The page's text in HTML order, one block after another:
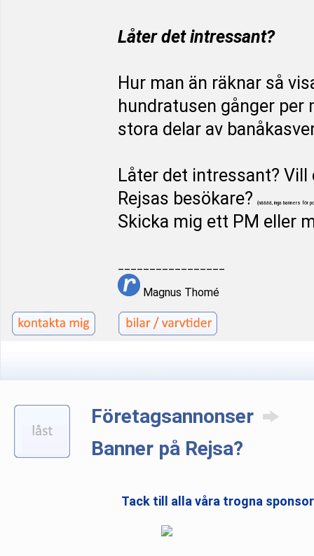
Låter det intressant?
Hur man än räknar så
hundratusen gånger per
stora delar av
Låter det intressant?
Rejsas besökare?
(nääää, inga banners för
Skicka mig ett PM eller
Magnus Thomé
Företagsannonser
Banner på Rejsa?
Tack till alla våra trogna